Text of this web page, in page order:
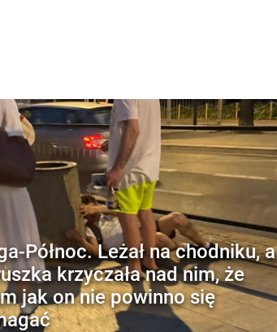
Północ. Leżał na chodniku, a
krzyczała nad nim, że
jak on nie powinno się